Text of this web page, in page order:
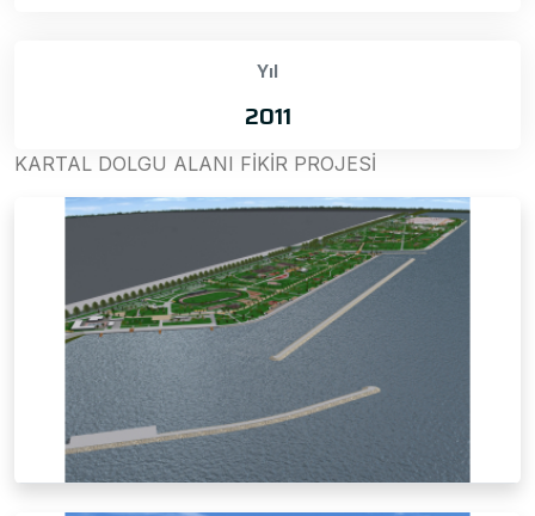
Yıl
2011
KARTAL DOLGU ALANI FİKİR PROJESİ